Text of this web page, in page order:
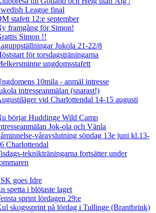
League final
stafett 12:e september
framgång för Simon!
Simon !!
Jukola 21-22/8
för torsdagsträningarna
ungdomsstafett
10mila - anmäl intresse
intresseanmälan (snarast!)
vid Charlottendal 14-15 augusti
börjar Huddinge Wild Camp
Jok-ola och Vänla
våravslutning söndag 13e juni kl.13-
Charlottendal
teknikträningarna fortsätter under
goes Idre
spetta i blötaste laget
sprint lördagen 29:e
skogssprint på lördag i Tullinge (Brantbrink)